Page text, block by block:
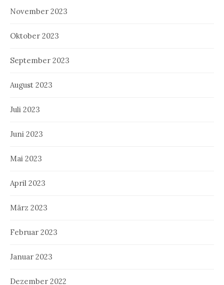
November 2023
Oktober 2023
September 2023
August 2023
Juli 2023
Juni 2023
Mai 2023
April 2023
März 2023
Februar 2023
Januar 2023
Dezember 2022